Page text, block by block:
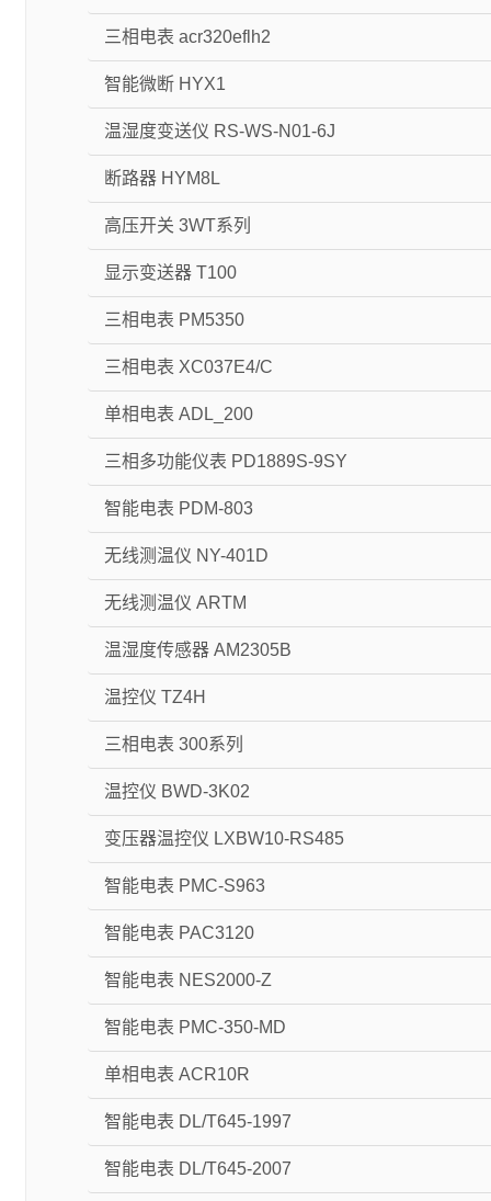
三相电表 acr320eflh2
智能微断 HYX1
温湿度变送仪 RS-WS-N01-6J
断路器 HYM8L
高压开关 3WT系列
显示变送器 T100
三相电表 PM5350
三相电表 XC037E4/C
单相电表 ADL_200
三相多功能仪表 PD1889S-9SY
智能电表 PDM-803
无线测温仪 NY-401D
无线测温仪 ARTM
温湿度传感器 AM2305B
温控仪 TZ4H
三相电表 300系列
温控仪 BWD-3K02
变压器温控仪 LXBW10-RS485
智能电表 PMC-S963
智能电表 PAC3120
智能电表 NES2000-Z
智能电表 PMC-350-MD
单相电表 ACR10R
智能电表 DL/T645-1997
智能电表 DL/T645-2007